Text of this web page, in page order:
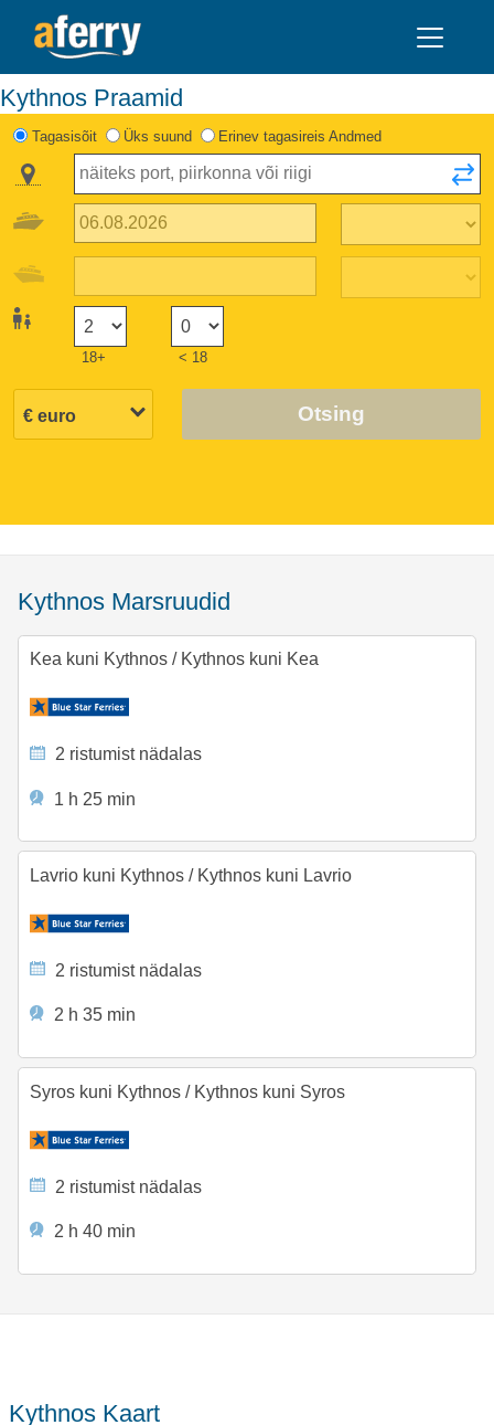
Kythnos Praamid
Tagasisõit Üks suund Erinev tagasireis Andmed
18+ < 18
Otsing
Kythnos Marsruudid
Kea kuni Kythnos /Kythnos kuni Kea
2 ristumist nädalas
1 h 25 min
Lavrio kuni Kythnos /Kythnos kuni Lavrio
2 ristumist nädalas
2 h 35 min
Syros kuni Kythnos /Kythnos kuni Syros
2 ristumist nädalas
2 h 40 min
Kythnos Kaart